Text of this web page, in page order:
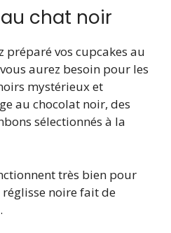
chat noir
préparé vos cupcakes au
aurez besoin pour les
mystérieux et
au chocolat noir, des
sélectionnés à la
très bien pour
réglisse noire fait de